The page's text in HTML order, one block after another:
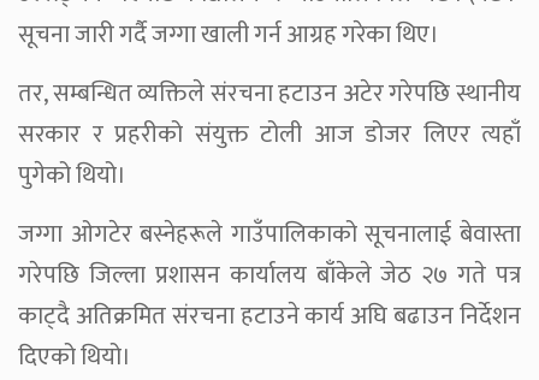
सूचना जारी गर्दै जग्गा खाली गर्न आग्रह गरेका थिए।
तर, सम्बन्धित व्यक्तिले संरचना हटाउन अटेर गरेपछि स्थानीय
सरकार र प्रहरीको संयुक्त टोली आज डोजर लिएर त्यहाँ
पुगेको थियो।
जग्गा ओगटेर बस्नेहरूले गाउँपालिकाको सूचनालाई बेवास्ता
गरेपछि जिल्ला प्रशासन कार्यालय बाँकेले जेठ २७ गते पत्र
काट्दै अतिक्रमित संरचना हटाउने कार्य अघि बढाउन निर्देशन
दिएको थियो।